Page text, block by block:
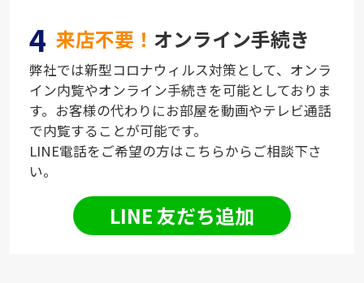
4 来店不要！ オンライン手続き
弊社では新型コロナウィルス対策として、オンラ
イン内覧やオンライン手続きを可能としておりま
す。お客様の代わりにお部屋を動画やテレビ通話
で内覧することが可能です。
LINE電話をご希望の方はこちらからご相談下さ
い。
LINE 友だち追加